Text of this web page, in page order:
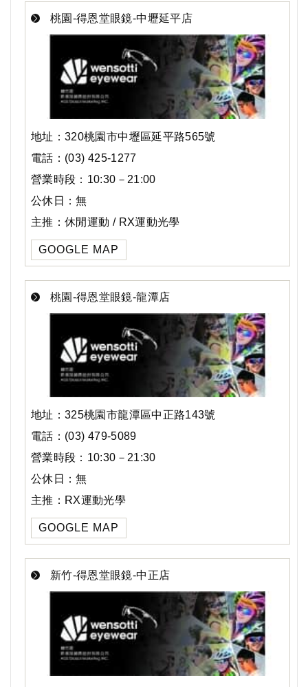
桃園-得恩堂眼鏡-中壢延平店
地址：320桃園市中壢區延平路565號
電話：(03) 425-1277
營業時段：10:30－21:00
公休日：無
主推：休閒運動 / RX運動光學
GOOGLE MAP
桃園-得恩堂眼鏡-龍潭店
地址：325桃園市龍潭區中正路143號
電話：(03) 479-5089
營業時段：10:30－21:30
公休日：無
主推：RX運動光學
GOOGLE MAP
新竹-得恩堂眼鏡-中正店